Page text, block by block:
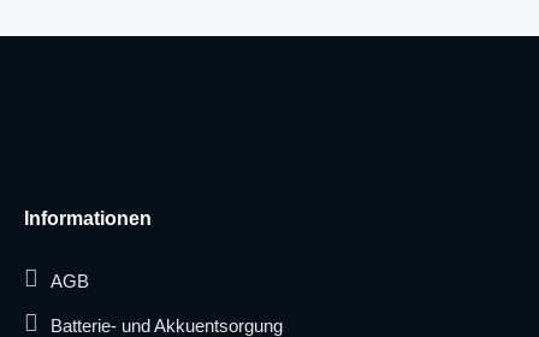
Informationen
AGB
Batterie- und Akkuentsorgung